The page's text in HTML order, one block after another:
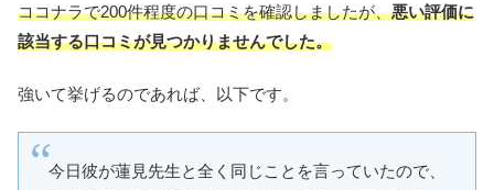
ココナラで200件程度の口コミを確認しましたが、悪い評価に
該当する口コミが見つかりませんでした。
強いて挙げるのであれば、以下です。
今日彼が蓮見先生と全く同じことを言っていたので、